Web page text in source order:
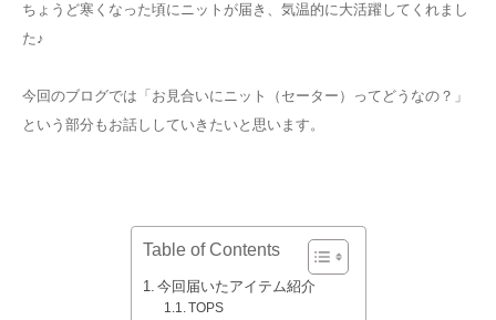
ちょうど寒くなった頃にニットが届き、気温的に大活躍してくれまし
た♪
今回のブログでは「お見合いにニット（セーター）ってどうなの？」
という部分もお話ししていきたいと思います。
Table of Contents
今回届いたアイテム紹介
TOPS